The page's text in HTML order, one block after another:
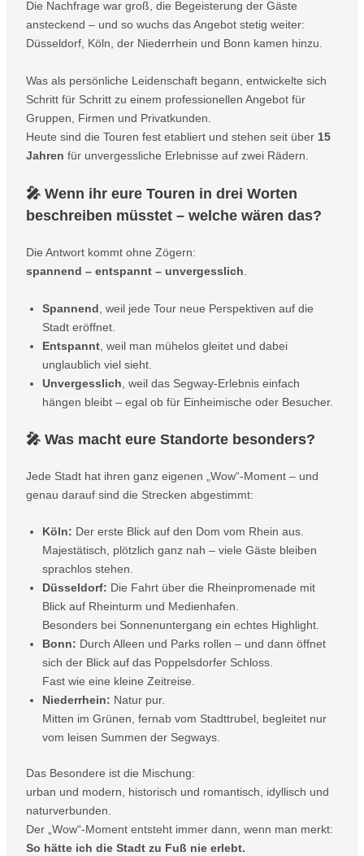
Die Nachfrage war groß, die Begeisterung der Gäste
ansteckend – und so wuchs das Angebot stetig weiter:
Düsseldorf, Köln, der Niederrhein und Bonn kamen hinzu.
Was als persönliche Leidenschaft begann, entwickelte sich
Schritt für Schritt zu einem professionellen Angebot für
Gruppen, Firmen und Privatkunden.
Heute sind die Touren fest etabliert und stehen seit über 15
Jahren für unvergessliche Erlebnisse auf zwei Rädern.
🎤 Wenn ihr eure Touren in drei Worten
beschreiben müsstet – welche wären das?
Die Antwort kommt ohne Zögern:
spannend – entspannt – unvergesslich.
Spannend , weil jede Tour neue Perspektiven auf die
Stadt eröffnet.
Entspannt, weil man mühelos gleitet und dabei
unglaublich viel sieht.
Unvergesslich , weil das Segway-Erlebnis einfach
hängen bleibt – egal ob für Einheimische oder Besucher.
🎤 Was macht eure Standorte besonders?
Jede Stadt hat ihren ganz eigenen „Wow“-Moment – und
genau darauf sind die Strecken abgestimmt:
Köln: Der erste Blick auf den Dom vom Rhein aus.
Majestätisch, plötzlich ganz nah – viele Gäste bleiben
sprachlos stehen.
Düsseldorf: Die Fahrt über die Rheinpromenade mit
Blick auf Rheinturm und Medienhafen.
Besonders bei Sonnenuntergang ein echtes Highlight.
Bonn: Durch Alleen und Parks rollen – und dann öffnet
sich der Blick auf das Poppelsdorfer Schloss.
Fast wie eine kleine Zeitreise.
Niederrhein: Natur pur.
Mitten im Grünen, fernab vom Stadttrubel, begleitet nur
vom leisen Summen der Segways.
Das Besondere ist die Mischung:
urban und modern, historisch und romantisch, idyllisch und
naturverbunden.
Der „Wow“-Moment entsteht immer dann, wenn man merkt:
So hätte ich die Stadt zu Fuß nie erlebt.